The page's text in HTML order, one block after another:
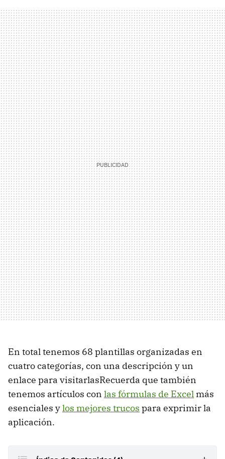
En total tenemos 68 plantillas organizadas en
cuatro categorías, con una descripción y un
enlace para visitarlasRecuerda que también
tenemos artículos con las fórmulas de Excel más
esenciales ylos mejores trucos para exprimir la
aplicación.